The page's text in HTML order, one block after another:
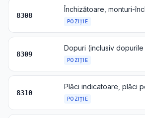
8308
POZIȚIE
8309
POZIȚIE
8310
POZIȚIE